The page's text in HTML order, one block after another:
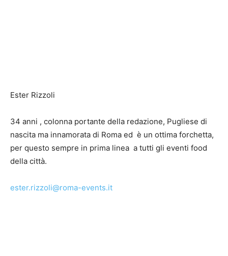
Ester Rizzoli
34 anni , colonna portante della redazione, Pugliese di
nascita ma innamorata di Roma ed è un ottima forchetta,
per questo sempre in prima linea a tutti gli eventi food
della città.
ester.rizzoli@roma-events.it